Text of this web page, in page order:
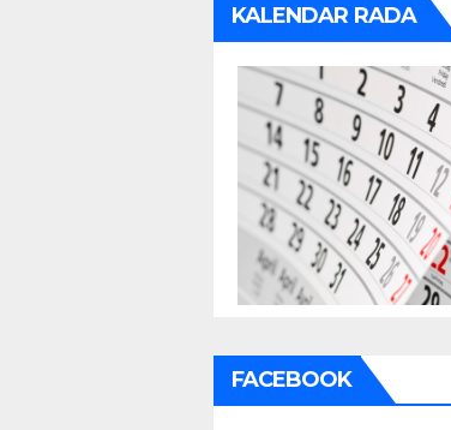
KALENDAR RADA
FACEBOOK